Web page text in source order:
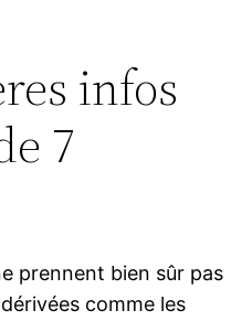
infos
7
prennent bien sûr pas
comme les